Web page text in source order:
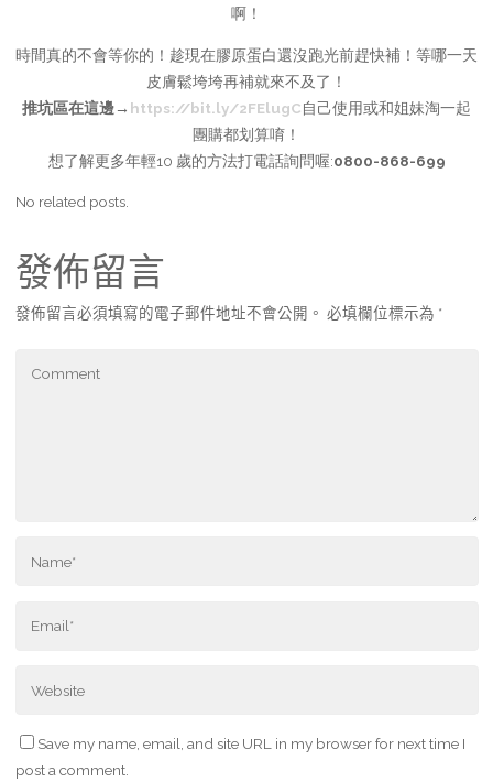
啊！
時間真的不會等你的！趁現在膠原蛋白還沒跑光前趕快補！等哪一天
皮膚鬆垮垮再補就來不及了！
推坑區在這邊→ https://bit.ly/2FElugC自己使用或和姐妹淘一起
團購都划算唷！
想了解更多年輕10 歲的方法打電話詢問喔:0800-868-699
No related posts.
發佈留言
發佈留言必須填寫的電子郵件地址不會公開。 必填欄位標示為 *
Save my name, email, and site URL in my browser for next time I
post a comment.